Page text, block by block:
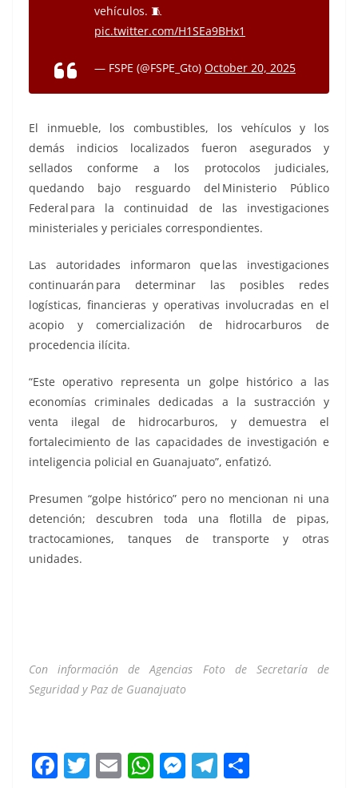
vehículos. 🧵
pic.twitter.com/H1SEa9BHx1
— FSPE (@FSPE_Gto) October 20, 2025
El inmueble, los combustibles, los vehículos y los
demás indicios localizados fueron asegurados y
sellados conforme a los protocolos judiciales,
quedando bajo resguardo del Ministerio Público
Federal para la continuidad de las investigaciones
ministeriales y periciales correspondientes.
Las autoridades informaron que las investigaciones
continuarán para determinar las posibles redes
logísticas, financieras y operativas involucradas en el
acopio y comercialización de hidrocarburos de
procedencia ilícita.
“Este operativo representa un golpe histórico a las
economías criminales dedicadas a la sustracción y
venta ilegal de hidrocarburos, y demuestra el
fortalecimiento de las capacidades de investigación e
inteligencia policial en Guanajuato”, enfatizó.
Presumen “golpe histórico” pero no mencionan ni una
detención; descubren toda una flotilla de pipas,
tractocamiones, tanques de transporte y otras
unidades.
Con información de Agencias Foto de Secretaría de
Seguridad y Paz de Guanajuato
F T E W M T